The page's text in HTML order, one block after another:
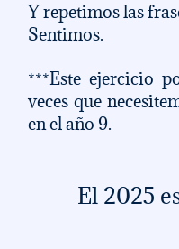
Y repetimos las
Sentimos.
***Este ejercicio
veces que
en el año 9.
El 2025